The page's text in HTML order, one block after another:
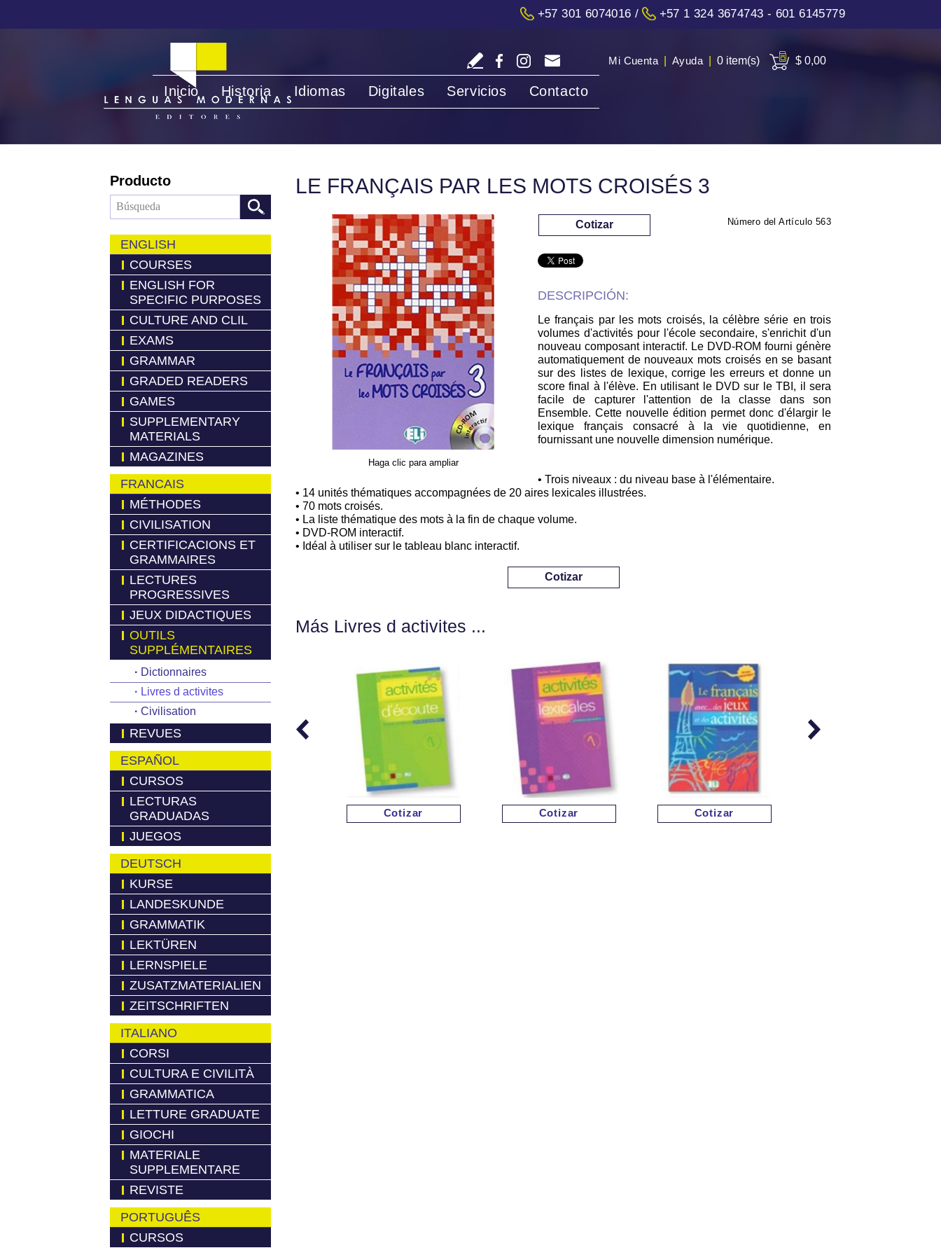
+57 301 6074016 / +57 1 324 3674743 - 601 6145779
Mi Cuenta Ayuda 0 item(s) $ 0,00
Inicio Historia Idiomas Digitales Servicios Contacto
Producto
ENGLISH
COURSES
ENGLISH FOR
SPECIFIC PURPOSES
CULTURE AND CLIL
EXAMS
GRAMMAR
GRADED READERS
GAMES
SUPPLEMENTARY
MATERIALS
MAGAZINES
FRANCAIS
MÉTHODES
CIVILISATION
CERTIFICACIONS ET
GRAMMAIRES
LECTURES
PROGRESSIVES
JEUX DIDACTIQUES
OUTILS
SUPPLÉMENTAIRES
· Dictionnaires
· Livres d activites
· Civilisation
REVUES
ESPAÑOL
CURSOS
LECTURAS
GRADUADAS
JUEGOS
DEUTSCH
KURSE
LANDESKUNDE
GRAMMATIK
LEKTÜREN
LERNSPIELE
ZUSATZMATERIALIEN
ZEITSCHRIFTEN
ITALIANO
CORSI
CULTURA E CIVILITÀ
GRAMMATICA
LETTURE GRADUATE
GIOCHI
MATERIALE
SUPPLEMENTARE
REVISTE
PORTUGUÊS
CURSOS
LE FRANÇAIS PAR LES MOTS CROISÉS 3
Haga clic para ampliar
Número del Artículo 563
Cotizar
DESCRIPCIÓN:
Le français par les mots croisés, la célèbre série en trois
volumes d'activités pour l'école secondaire, s'enrichit d'un
nouveau composant interactif. Le DVD-ROM fourni génère
automatiquement de nouveaux mots croisés en se basant
sur des listes de lexique, corrige les erreurs et donne un
score final à l'élève. En utilisant le DVD sur le TBI, il sera
facile de capturer l'attention de la classe dans son
Ensemble. Cette nouvelle édition permet donc d'élargir le
lexique français consacré à la vie quotidienne, en
fournissant une nouvelle dimension numérique.
• Trois niveaux : du niveau base à l'élémentaire.
• 14 unités thématiques accompagnées de 20 aires lexicales illustrées.
• 70 mots croisés.
• La liste thématique des mots à la fin de chaque volume.
• DVD-ROM interactif.
• Idéal à utiliser sur le tableau blanc interactif.
Cotizar
Más Livres d activites ...
Cotizar Cotizar Cotizar